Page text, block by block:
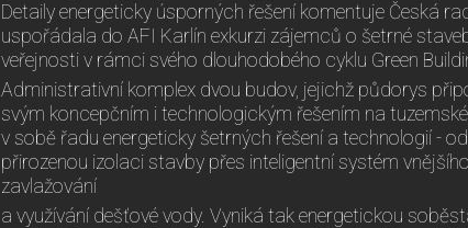
Detaily energeticky úsporných řešení komentuje Česká
uspořádala do AFI Karlín exkurzi zájemců o šetrné
veřejnosti v rámci svého dlouhodobého cyklu Green
Administrativní komplex dvou budov, jejichž půdorys
svým koncepčním i technologickým řešením na
v sobě řadu energeticky šetrných řešení a technologií -
přirozenou izolaci stavby přes inteligentní systém
zavlažování
a využívání dešťové vody. Vyniká tak energetickou